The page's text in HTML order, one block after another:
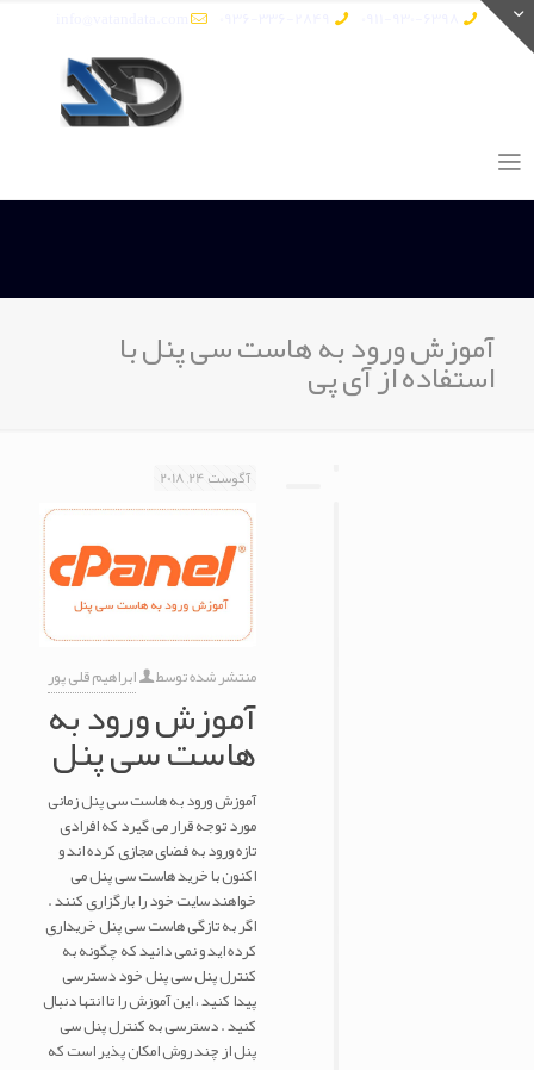
آموزش ورود به هاست سی پنل با
استفاده از آی پی
آگوست 24, 2018
منتشر شده توسط ابراهیم قلی پور
آموزش ورود به
هاست سی پنل
آموزش ورود به هاست سی پنل زمانی
مورد توجه قرار می گیرد که افرادی
تازه ورود به فضای مجازی کرده اند و
اکنون با خرید هاست سی پنل می
خواهند سایت خود را بارگزاری کنند .
اگر به تازگی هاست سی پنل خریداری
کرده اید و نمی دانید که چگونه به
کنترل پنل سی پنل خود دسترسی
پیدا کنید ، این آموزش را تا انتها دنبال
کنید . دسترسی به کنترل پنل سی
پنل از چند روش امکان پذیر است که